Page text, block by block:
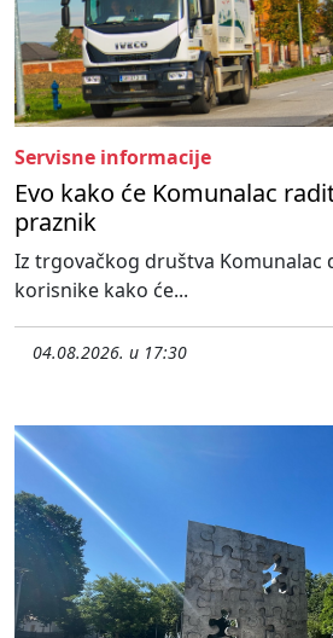
Servisne informacije
Evo kako će Komunalac
praznik
Iz trgovačkog društva Komunalac
korisnike kako će...
04.08.2026. u 17:30